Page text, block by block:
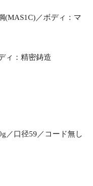
(MAS1C)／ボディ：マ
ィ：精密鋳造
／口径59／コード無し